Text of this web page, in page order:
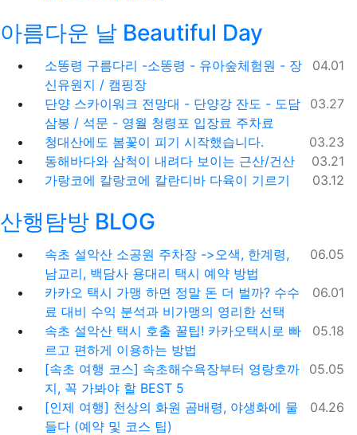
아름다운 날 Beautiful Day
등록일
04.01
소똥령 구름다리 -소똥령 - 유아숲체험원 - 장
신유원지 / 캠핑장
등록일
03.27
단양 스카이워크 전망대 - 단양강 잔도 - 도담
삼봉 / 석문 - 영월 청령포 입장료 주차료
등록일
03.23
청대산에도 봄꽃이 피기 시작했습니다.
등록일
03.21
동해바다와 삼척이 내려다 보이는 근산/건산
등록일
03.12
가랑코에 칼랑코에 칼란디바 다육이 기르기
산행탐방 BLOG
등록일
06.05
속초 설악산 소공원 주차장 ->오색, 한계령,
남교리, 백담사 용대리 택시 예약 방법
등록일
06.01
카카오 택시 가맹 하면 정말 돈 더 벌까? 수수
료 대비 수익 분석과 비가맹의 영리한 선택
등록일
05.18
속초 설악산 택시 호출 꿀팁! 카카오택시로 빠
르고 편하게 이용하는 방법
등록일
05.05
[속초 여행 코스] 속초해수욕장부터 영랑호까
지, 꼭 가봐야 할 BEST 5
등록일
04.26
[인제 여행] 천상의 화원 곰배령, 야생화에 물
들다 (예약 및 코스 팁)